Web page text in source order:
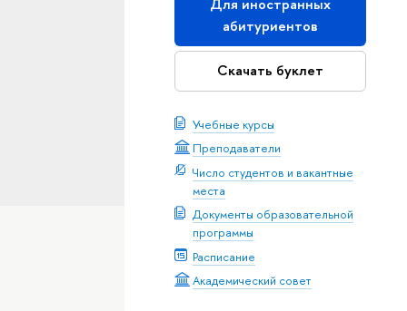
абитуриентов
Скачать буклет
Учебные курсы
Преподаватели
Число студентов и вакантные
места
Документы образовательной
программы
Расписание
Академический совет